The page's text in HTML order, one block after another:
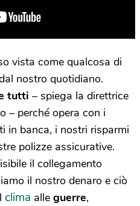
vista come qualcosa di
nostro quotidiano.
tutti – spiega la direttrice
– perché opera con i
in banca, i nostri risparmi
polizze assicurative.
il collegamento
il nostro denaro e ciò
clima alle guerre,